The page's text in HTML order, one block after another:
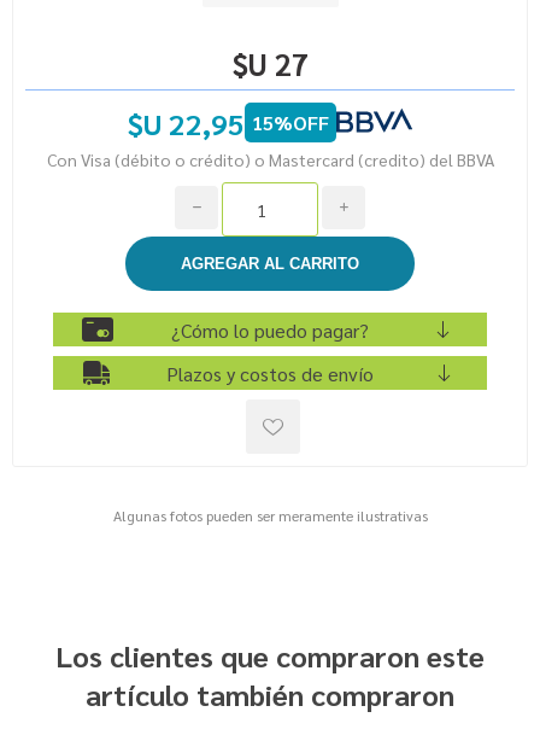
$U 27
$U 22,95 15%OFF
Con Visa (débito o crédito) o Mastercard (credito) del BBVA
i
h
¿Cómo lo puedo pagar?
Plazos y costos de envío
Algunas fotos pueden ser meramente ilustrativas
Los clientes que compraron este
artículo también compraron